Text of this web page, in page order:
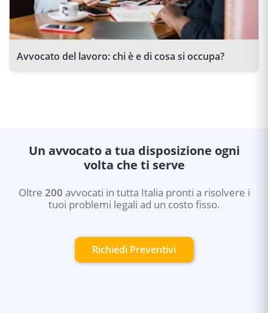
Avvocato del lavoro: chi è e di cosa si occupa?
Un avvocato a tua disposizione ogni
volta che ti serve
Oltre 200 avvocati in tutta Italia pronti a risolvere i
tuoi problemi legali ad un costo fisso.
Richiedi Preventivi